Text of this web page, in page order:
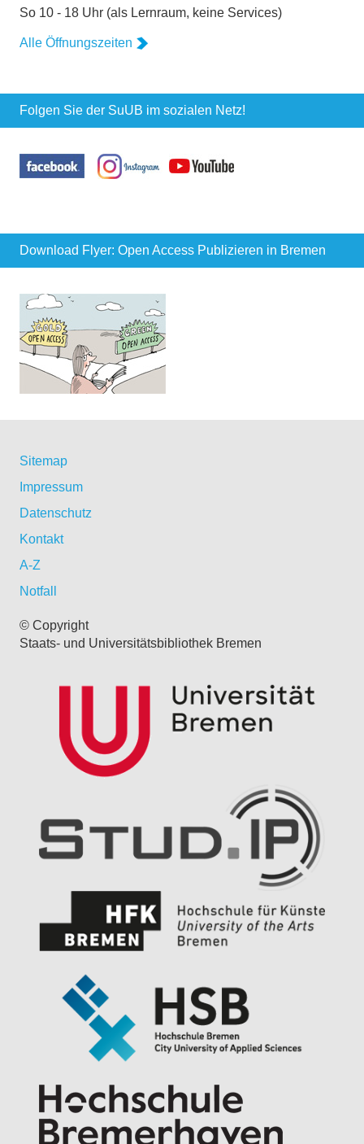
So 10 - 18 Uhr (als Lernraum, keine Services)
Alle Öffnungszeiten
Folgen Sie der SuUB im sozialen Netz!
Download Flyer: Open Access Publizieren in Bremen
Sitemap
Impressum
Datenschutz
Kontakt
A-Z
Notfall
© Copyright
Staats- und Universitätsbibliothek Bremen